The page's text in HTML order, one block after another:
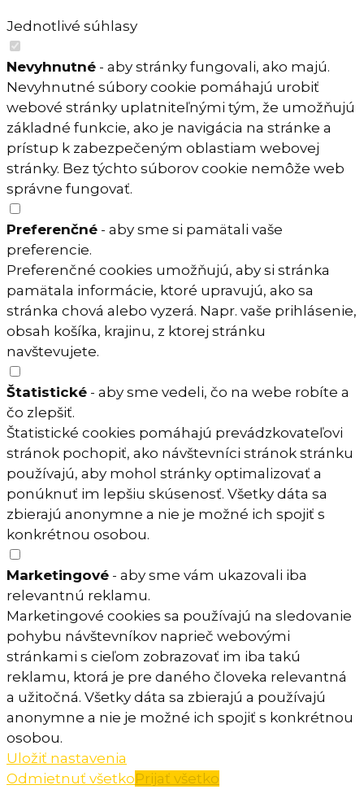
Jednotlivé súhlasy
Nevyhnutné - aby stránky fungovali, ako majú.
Nevyhnutné súbory cookie pomáhajú urobiť
webové stránky uplatniteľnými tým, že umožňujú
základné funkcie, ako je navigácia na stránke a
prístup k zabezpečeným oblastiam webovej
stránky. Bez týchto súborov cookie nemôže web
správne fungovať.
Preferenčné - aby sme si pamätali vaše
preferencie.
Preferenčné cookies umožňujú, aby si stránka
pamätala informácie, ktoré upravujú, ako sa
stránka chová alebo vyzerá. Napr. vaše prihlásenie,
obsah košíka, krajinu, z ktorej stránku
navštevujete.
Štatistické - aby sme vedeli, čo na webe robíte a
čo zlepšiť.
Štatistické cookies pomáhajú prevádzkovateľovi
stránok pochopiť, ako návštevníci stránok stránku
používajú, aby mohol stránky optimalizovať a
ponúknuť im lepšiu skúsenosť. Všetky dáta sa
zbierajú anonymne a nie je možné ich spojiť s
konkrétnou osobou.
Marketingové - aby sme vám ukazovali iba
relevantnú reklamu.
Marketingové cookies sa používajú na sledovanie
pohybu návštevníkov naprieč webovými
stránkami s cieľom zobrazovať im iba takú
reklamu, ktorá je pre daného človeka relevantná
a užitočná. Všetky dáta sa zbierajú a používajú
anonymne a nie je možné ich spojiť s konkrétnou
osobou.
Uložiť nastavenia
Odmietnuť všetkoPrijať všetko